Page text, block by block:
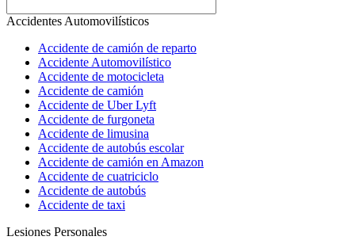
Accidentes Automovilísticos
Accidente de camión de reparto
Accidente Automovilístico
Accidente de motocicleta
Accidente de camión
Accidente de Uber Lyft
Accidente de furgoneta
Accidente de limusina
Accidente de autobús escolar
Accidente de camión en Amazon
Accidente de cuatriciclo
Accidente de autobús
Accidente de taxi
Lesiones Personales